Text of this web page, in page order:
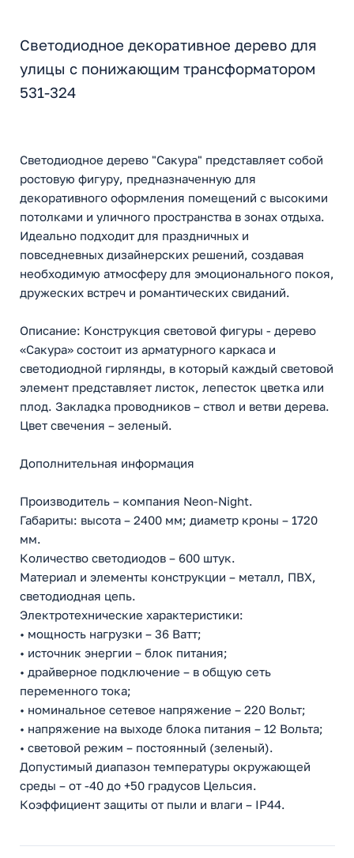
Светодиодное декоративное дерево для
улицы с понижающим трансформатором
531-324
Светодиодное дерево "Сакура" представляет собой
ростовую фигуру, предназначенную для
декоративного оформления помещений с высокими
потолками и уличного пространства в зонах отдыха.
Идеально подходит для праздничных и
повседневных дизайнерских решений, создавая
необходимую атмосферу для эмоционального покоя,
дружеских встреч и романтических свиданий.
Описание: Конструкция световой фигуры - дерево
«Сакура» состоит из арматурного каркаса и
светодиодной гирлянды, в который каждый световой
элемент представляет листок, лепесток цветка или
плод. Закладка проводников – ствол и ветви дерева.
Цвет свечения – зеленый.
Дополнительная информация
Производитель – компания Neon-Night.
Габариты: высота – 2400 мм; диаметр кроны – 1720
мм.
Количество светодиодов – 600 штук.
Материал и элементы конструкции – металл, ПВХ,
светодиодная цепь.
Электротехнические характеристики:
• мощность нагрузки – 36 Ватт;
• источник энергии – блок питания;
• драйверное подключение – в общую сеть
переменного тока;
• номинальное сетевое напряжение – 220 Вольт;
• напряжение на выходе блока питания – 12 Вольта;
• световой режим – постоянный (зеленый).
Допустимый диапазон температуры окружающей
среды – от -40 до +50 градусов Цельсия.
Коэффициент защиты от пыли и влаги – IP44.